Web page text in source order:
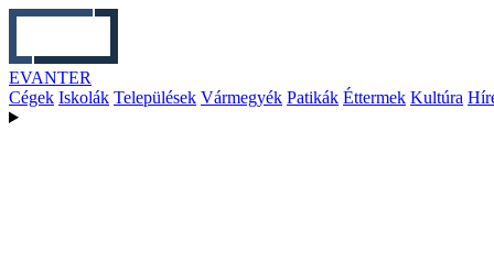
EVANTER
Cégek Iskolák Települések Vármegyék Patikák Éttermek Kultúra